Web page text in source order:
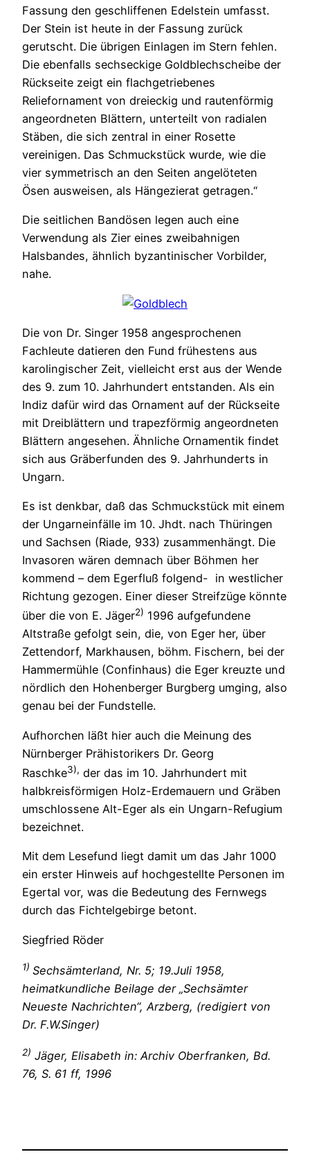
Fassung den geschliffenen Edelstein umfasst.
Der Stein ist heute in der Fassung zurück
gerutscht. Die übrigen Einlagen im Stern fehlen.
Die ebenfalls sechseckige Goldblechscheibe der
Rückseite zeigt ein flachgetriebenes
Reliefornament von dreieckig und rautenförmig
angeordneten Blättern, unterteilt von radialen
Stäben, die sich zentral in einer Rosette
vereinigen. Das Schmuckstück wurde, wie die
vier symmetrisch an den Seiten angelöteten
Ösen ausweisen, als Hängezierat getragen.“
Die seitlichen Bandösen legen auch eine
Verwendung als Zier eines zweibahnigen
Halsbandes, ähnlich byzantinischer Vorbilder,
nahe.
Die von Dr. Singer 1958 angesprochenen
Fachleute datieren den Fund frühestens aus
karolingischer Zeit, vielleicht erst aus der Wende
des 9. zum 10. Jahrhundert entstanden. Als ein
Indiz dafür wird das Ornament auf der Rückseite
mit Dreiblättern und trapezförmig angeordneten
Blättern angesehen. Ähnliche Ornamentik findet
sich aus Gräberfunden des 9. Jahrhunderts in
Ungarn.
Es ist denkbar, daß das Schmuckstück mit einem
der Ungarneinfälle im 10. Jhdt. nach Thüringen
und Sachsen (Riade, 933) zusammenhängt. Die
Invasoren wären demnach über Böhmen her
kommend – dem Egerfluß folgend- in westlicher
Richtung gezogen. Einer dieser Streifzüge könnte
über die von E. Jäger2) 1996 aufgefundene
Altstraße gefolgt sein, die, von Eger her, über
Zettendorf, Markhausen, böhm. Fischern, bei der
Hammermühle (Confinhaus) die Eger kreuzte und
nördlich den Hohenberger Burgberg umging, also
genau bei der Fundstelle.
Aufhorchen läßt hier auch die Meinung des
Nürnberger Prähistorikers Dr. Georg
Raschke3), der das im 10. Jahrhundert mit
halbkreisförmigen Holz-Erdemauern und Gräben
umschlossene Alt-Eger als ein Ungarn-Refugium
bezeichnet.
Mit dem Lesefund liegt damit um das Jahr 1000
ein erster Hinweis auf hochgestellte Personen im
Egertal vor, was die Bedeutung des Fernwegs
durch das Fichtelgebirge betont.
Siegfried Röder
1) Sechsämterland, Nr. 5; 19.Juli 1958,
heimatkundliche Beilage der „Sechsämter
Neueste Nachrichten“, Arzberg, (redigiert von
Dr. F.W.Singer)
2) Jäger, Elisabeth in: Archiv Oberfranken, Bd.
76, S. 61 ff, 1996